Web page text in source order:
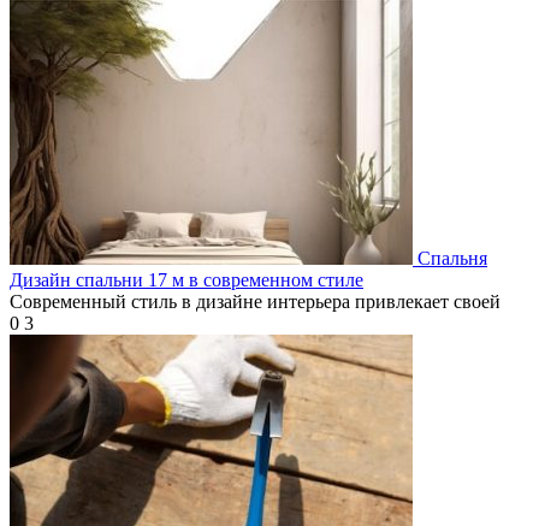
Спальня
Дизайн спальни 17 м в современном стиле
Современный стиль в дизайне интерьера привлекает своей
0 3